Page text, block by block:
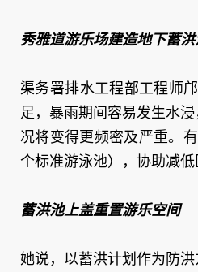
秀雅道游乐场建造地下蓄洪
渠务署排水工程部工程师
足，暴雨期间容易发生水
况将变得更频密及严重。
个标准游泳池），协助减低
蓄洪池上盖重置游乐空间
她说，以蓄洪计划作为防